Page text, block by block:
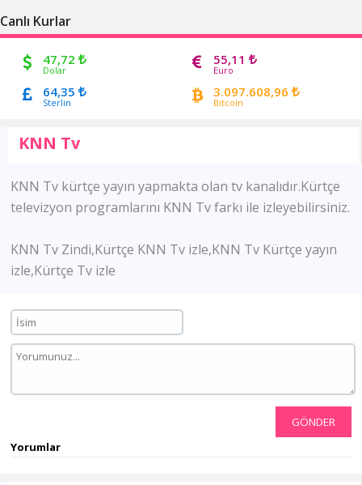
Canlı Kurlar
47,72
Dolar
55,11
Euro
64,35
Sterlin
3.097.608,96
Bitcoin
KNN Tv
KNN Tv kürtçe yayın yapmakta olan tv kanalıdır.Kürtçe
televizyon programlarını KNN Tv farkı ile izleyebilirsiniz.
KNN Tv Zindi,Kürtçe KNN Tv izle,KNN Tv Kürtçe yayın
izle,Kürtçe Tv izle
GÖNDER
Yorumlar